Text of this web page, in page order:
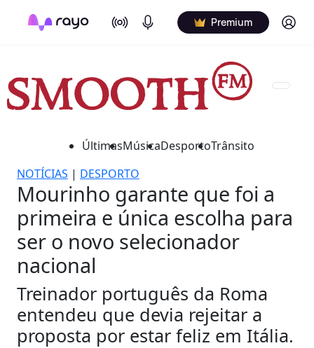
On Air Podcasts Premium Log in
ÚltimasMúsicaDesportoTrânsito
NOTÍCIAS | DESPORTO
Mourinho garante que foi a
primeira e única escolha para
ser o novo selecionador
nacional
Treinador português da Roma
entendeu que devia rejeitar a
proposta por estar feliz em Itália.